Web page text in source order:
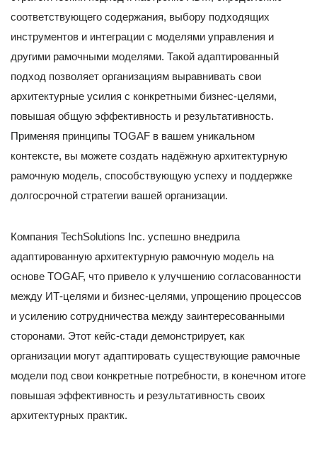
соответствующего содержания, выбору подходящих
инструментов и интеграции с моделями управления и
другими рамочными моделями. Такой адаптированный
подход позволяет организациям выравнивать свои
архитектурные усилия с конкретными бизнес-целями,
повышая общую эффективность и результативность.
Применяя принципы TOGAF в вашем уникальном
контексте, вы можете создать надёжную архитектурную
рамочную модель, способствующую успеху и поддержке
долгосрочной стратегии вашей организации.
Компания TechSolutions Inc. успешно внедрила
адаптированную архитектурную рамочную модель на
основе TOGAF, что привело к улучшению согласованности
между ИТ-целями и бизнес-целями, упрощению процессов
и усилению сотрудничества между заинтересованными
сторонами. Этот кейс-стади демонстрирует, как
организации могут адаптировать существующие рамочные
модели под свои конкретные потребности, в конечном итоге
повышая эффективность и результативность своих
архитектурных практик.